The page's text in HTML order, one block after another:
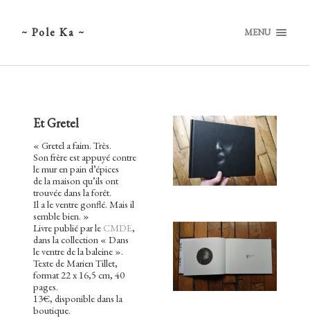
~ Pole Ka ~ MENU
Et Gretel
« Gretel a faim. Très.
Son frère est appuyé contre
le mur en pain d’épices
de la maison qu’ils ont
trouvée dans la forêt.
Il a le ventre gonflé. Mais il
semble bien. »
Livre publié par le CMDE,
dans la collection « Dans
le ventre de la baleine ».
Texte de Marien Tillet,
format 22 x 16,5 cm, 40
pages.
13€, disponible dans la
boutique.